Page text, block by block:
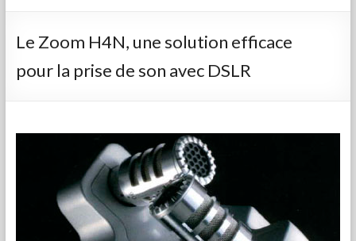
Le Zoom H4N, une solution efficace
pour la prise de son avec DSLR